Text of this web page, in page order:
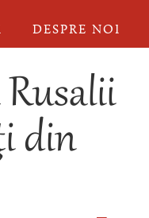
DESPRE NOI
din